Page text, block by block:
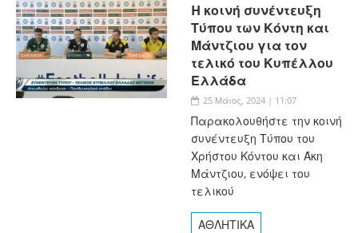
H κοινή συνέντευξη
Τύπου των Κόντη και
Μάντζιου για τον
τελικό του Κυπέλλου
Ελλάδα
25 Μάιος, 2024 | 11:07
Παρακολουθήστε την κοινή
συνέντευξη Τύπου του
Χρήστου Κόντου και Άκη
Μάντζιου, ενόψει του
τελικού
ΑΘΛΗΤΙΚΑ